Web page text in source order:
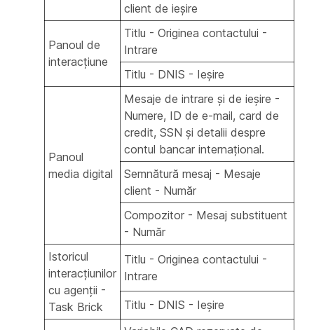
client de ieșire
Panoul de
interacțiune
Titlu - Originea contactului -
Intrare
Titlu - DNIS - Ieșire
Panoul
media digital
Mesaje de intrare și de ieșire -
Numere, ID de e-mail, card de
credit, SSN și detalii despre
contul bancar internațional.
Semnătură mesaj - Mesaje
client - Număr
Compozitor - Mesaj substituent
- Număr
Istoricul
interacțiunilor
cu agenții -
Task Brick
Titlu - Originea contactului -
Intrare
Titlu - DNIS - Ieșire